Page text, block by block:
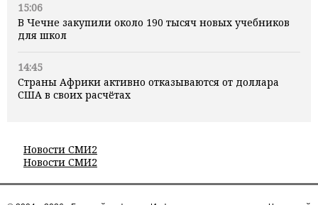
15:06
В Чечне закупили около 190 тысяч новых учебников
для школ
14:45
Страны Африки активно отказываются от доллара
США в своих расчётах
Новости СМИ2
Новости СМИ2